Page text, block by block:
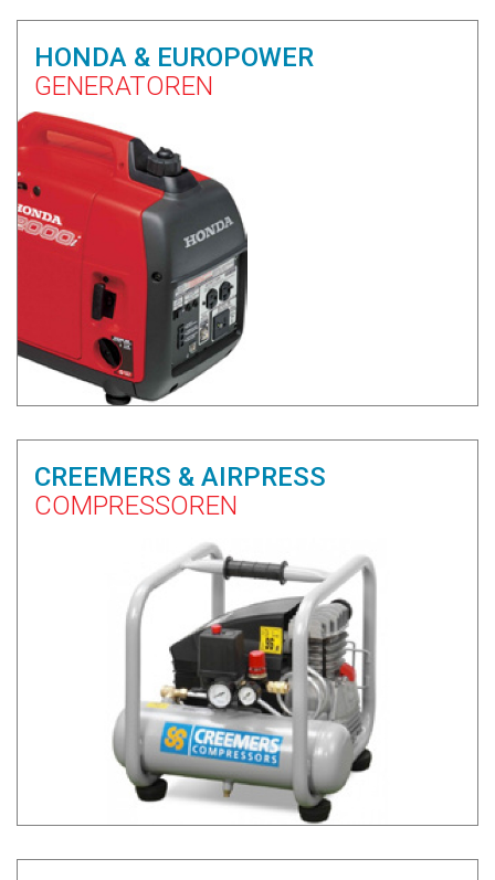
HONDA & EUROPOWER
GENERATOREN
CREEMERS & AIRPRESS
COMPRESSOREN